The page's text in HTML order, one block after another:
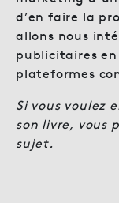
d’en faire la
allons nous
publicitaires en
plateformes
Si vous voulez
son livre, vous
sujet.